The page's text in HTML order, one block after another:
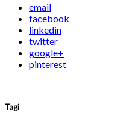
email
facebook
linkedin
twitter
google+
pinterest
Tagi